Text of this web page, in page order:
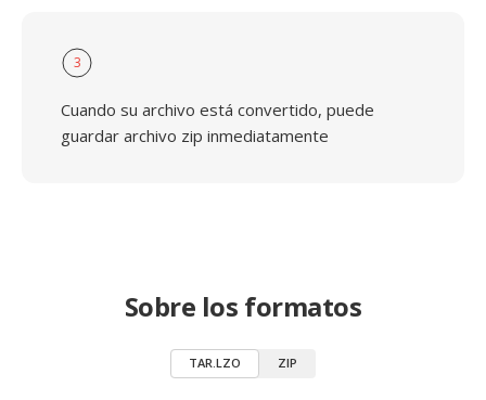
3
Cuando su archivo está convertido, puede
guardar archivo zip inmediatamente
Sobre los formatos
TAR.LZO ZIP